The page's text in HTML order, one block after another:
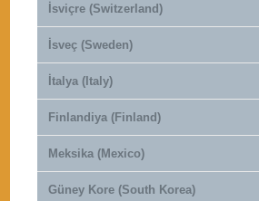
İsviçre (Switzerland)
İsveç (Sweden)
İtalya (Italy)
Finlandiya (Finland)
Meksika (Mexico)
Güney Kore (South Korea)